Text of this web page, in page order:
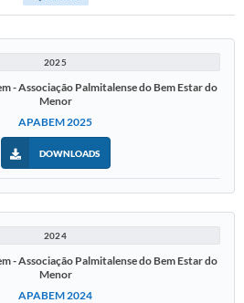
2025
- Associação Palmitalense do Bem Estar do
Menor
APABEM 2025
DOWNLOADS
2024
- Associação Palmitalense do Bem Estar do
Menor
APABEM 2024